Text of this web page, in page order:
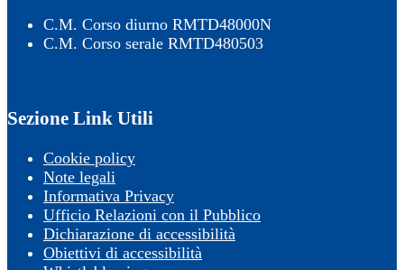
C.M. Corso diurno RMTD48000N
C.M. Corso serale RMTD480503
Sezione Link Utili
Cookie policy
Note legali
Informativa Privacy
Ufficio Relazioni con il Pubblico
Dichiarazione di accessibilità
Obiettivi di accessibilità